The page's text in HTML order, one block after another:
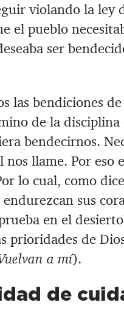
violando la ley
el pueblo
ser
las bendiciones
de la
bendecirnos.
nos llame. Por
lo cual, como
sus
en el
prioridades de
a mí).
de